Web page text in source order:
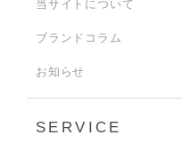
当サイトについて
ブランドコラム
お知らせ
SERVICE